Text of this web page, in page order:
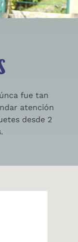
fue tan
atención
desde 2